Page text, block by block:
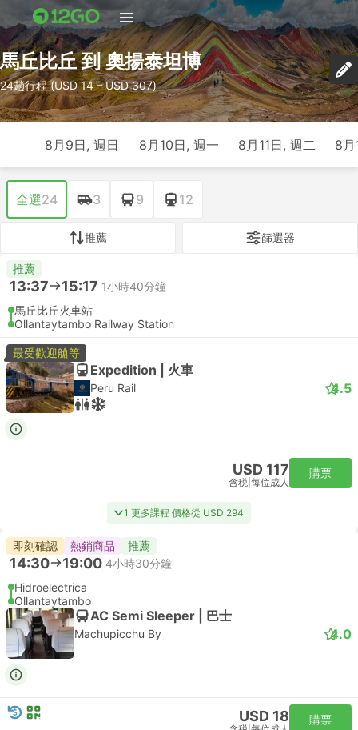
馬丘比丘 到 奧揚泰坦博
24趟行程 (USD 14 – USD 307)
8月9日, 週日 8月10日, 週一 8月11日, 週二 8
全選24 3 9 12
推薦 篩選器
推薦
13:37 15:17 1小時40分鐘
馬丘比丘火車站
Ollantaytambo Railway Station
最受歡迎艙等
Expedition | 火車
Peru Rail 4.5
USD 117
含税 每位成人
購票
1 更多課程 價格從 USD 294
即刻確認 熱銷商品 推薦
14:30 19:00 4小時30分鐘
Hidroelectrica
Ollantaytambo
AC Semi Sleeper | 巴士
Machupicchu By 4.0
USD 18 購票